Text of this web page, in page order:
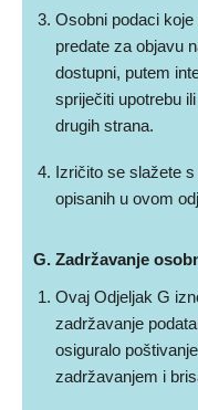
Osobni podaci
predate za objavu
dostupni, putem
spriječiti upotrebu
drugih strana.
Izričito se slažete
opisanih u ovom
G. Zadržavanje
Ovaj Odjeljak G
zadržavanje
osiguralo
zadržavanjem i